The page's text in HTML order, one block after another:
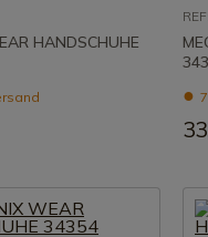
HANDSCHUHE